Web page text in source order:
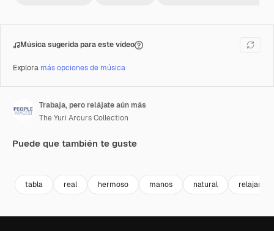
Música sugerida para este vídeo
Explora más opciones de música
Trabaja, pero relájate aún más
The Yuri Arcurs Collection
Puede que también te guste
tabla real hermoso manos natural relajante